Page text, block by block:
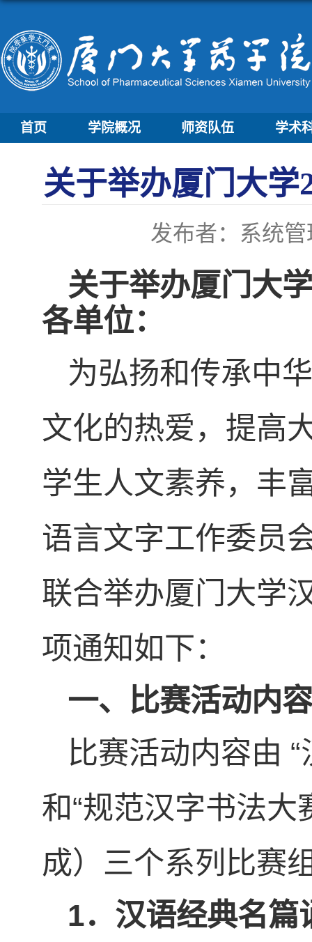
首页 学院概况 师资队伍 学术
关于举办厦门大学
发布者：系统
关于举办厦门大
各单位：
为弘扬和传承中
文化的热爱，提高
学生人文素养，丰
语言文字工作委员
联合举办厦门大学
项通知如下：
一、比赛活动内
比赛活动内容由
和“规范汉字书法大
成）三个系列比赛
1．汉语经典名篇